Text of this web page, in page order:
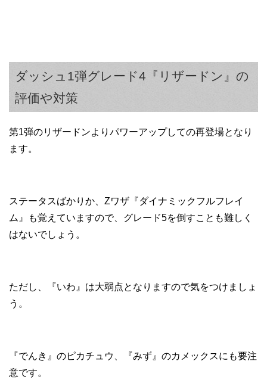
ダッシュ1弾グレード4『リザードン』の
評価や対策
第1弾のリザードンよりパワーアップしての再登場となり
ます。
ステータスばかりか、Zワザ『ダイナミックフルフレイ
ム』も覚えていますので、グレード5を倒すことも難しく
はないでしょう。
ただし、『いわ』は大弱点となりますので気をつけましょ
う。
『でんき』のピカチュウ、『みず』のカメックスにも要注
意です。